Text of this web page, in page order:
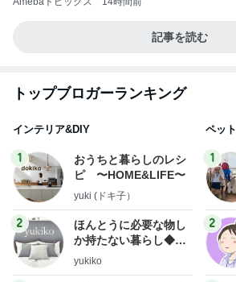
記事を読む
トップブロガーランキング
インテリア&DIY
1
おうちと暮らしのレシ
ピ 〜HOME&LIFE〜
yuki (ドキ子）
2
ほんとうに必要な物し
か持たない暮らし◆Ke
ep Life Simple◆〜イ
yukiko
ペット
1
2